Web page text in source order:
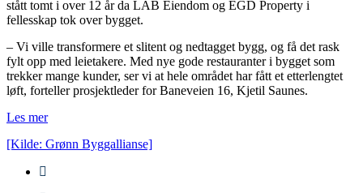
stått tomt i over 12 år da LAB Eiendom og EGD Property i
fellesskap tok over bygget.
– Vi ville transformere et slitent og nedtagget bygg, og få det rask
fylt opp med leietakere. Med nye gode restauranter i bygget som
trekker mange kunder, ser vi at hele området har fått et etterlengtet
løft, forteller prosjektleder for Baneveien 16, Kjetil Saunes.
Les mer
[Kilde: Grønn Byggallianse]